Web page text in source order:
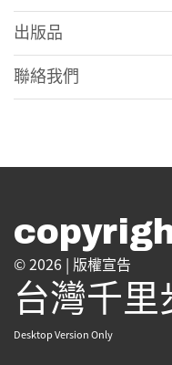
出版品
聯絡我們
© 2026 | 版權宣告
台灣千
Desktop Version Only